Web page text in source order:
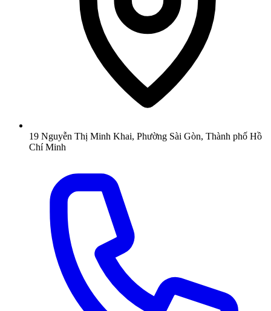
19 Nguyễn Thị Minh Khai, Phường Sài Gòn, Thành phố Hồ
Chí Minh